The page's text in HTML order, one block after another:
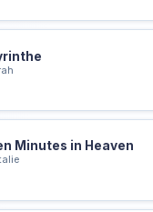
Minutes in Heaven